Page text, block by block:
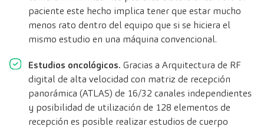
paciente este hecho implica tener que estar mucho
menos rato dentro del equipo que si se hiciera el
mismo estudio en una máquina convencional.
Estudios oncológicos. Gracias a Arquitectura de RF
digital de alta velocidad con matriz de recepción
panorámica (ATLAS) de 16/32 canales independientes
y posibilidad de utilización de 128 elementos de
recepción es posible realizar estudios de cuerpo